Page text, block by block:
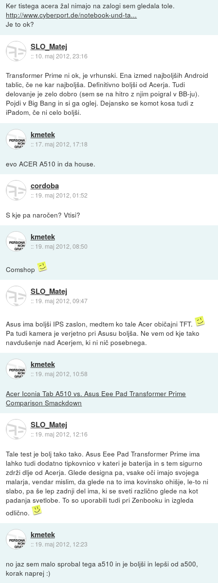
Ker tistega acera žal nimajo na zalogi sem gledala tole.
http://www.cyberport.de/notebook-und-ta...
Je to ok?
SLO_Matej
:: 10. maj 2012, 23:16
Transformer Prime ni ok, je vrhunski. Ena izmed najboljših Android
tablic, če ne kar najboljša. Definitivno boljši od Acerja. Tudi
delovanje je zelo dobro (sem se na hitro z njim poigral v BB-ju).
Pojdi v Big Bang in si ga oglej. Dejansko se komot kosa tudi z
iPadom, če ni celo boljši.
kmetek
:: 17. maj 2012, 17:18
evo ACER A510 in da house.
cordoba
:: 19. maj 2012, 01:52
S kje pa naročen? Vtisi?
kmetek
:: 19. maj 2012, 08:50
Comshop
SLO_Matej
:: 19. maj 2012, 09:47
Asus ima boljši IPS zaslon, medtem ko tale Acer običajni TFT.
Pa tudi kamera je verjetno pri Asusu boljša. Ne vem od kje tako
navdušenje nad Acerjem, ki ni nič posebnega.
kmetek
:: 19. maj 2012, 10:58
Acer Iconia Tab A510 vs. Asus Eee Pad Transformer Prime
Comparison Smackdown
SLO_Matej
:: 19. maj 2012, 12:16
Tale test je bolj tako tako. Asus Eee Pad Transformer Prime ima
lahko tudi dodatno tipkovnico v kateri je baterija in s tem sigurno
zdrži dlje od Acerja. Glede designa pa, vsake oči imajo svojega
malarja, vendar mislim, da glede na to ima kovinsko ohišje, le-to ni
slabo, pa še lep zadnji del ima, ki se sveti različno glede na kot
padanja svetlobe. To so uporabili tudi pri Zenbooku in izgleda
odlično.
kmetek
:: 19. maj 2012, 12:23
no jaz sem malo sprobal tega a510 in je boljši in lepši od a500,
korak naprej :)